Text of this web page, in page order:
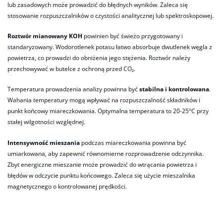
lub zasadowych może prowadzić do błędnych wyników. Zaleca się
stosowanie rozpuszczalników o czystości analitycznej lub spektroskopowej.
Roztwór mianowany KOH powinien być świeżo przygotowany i
standaryzowany. Wodorotlenek potasu łatwo absorbuje dwutlenek węgla z
powietrza, co prowadzi do obniżenia jego stężenia. Roztwór należy
przechowywać w butelce z ochroną przed CO₂.
Temperatura prowadzenia analizy powinna byćstabilna i kontrolowana.
Wahania temperatury mogą wpływać na rozpuszczalność składników i
punkt końcowy miareczkowania. Optymalna temperatura to 20-25°C przy
stałej wilgotności względnej.
Intensywność mieszania podczas miareczkowania powinna być
umiarkowana, aby zapewnić równomierne rozprowadzenie odczynnika.
Zbyt energiczne mieszanie może prowadzić do wtrącania powietrza i
błędów w odczycie punktu końcowego. Zaleca się użycie mieszalnika
magnetycznego o kontrolowanej prędkości.